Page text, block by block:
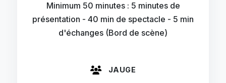
Minimum 50 minutes : 5 minutes de
présentation - 40 min de spectacle - 5 min
d'échanges (Bord de scène)
JAUGE